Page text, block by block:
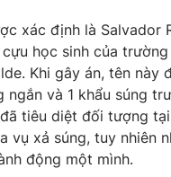
xác định là Salvador
học sinh của
Khi gây án, tên này
ngắn và 1 khẩu súng
tiêu diệt đối tượng
vụ xả súng, tuy nhiên
động một mình.